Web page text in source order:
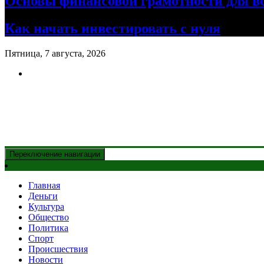
Как начать инвестировать с нуля
Пятница, 7 августа, 2026
Переключение навигации
Главная
Деньги
Культура
Общество
Политика
Спорт
Происшествия
Новости